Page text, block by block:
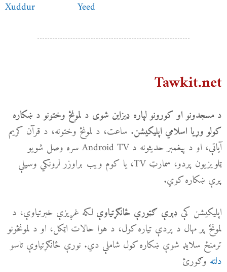
Xuddur
Yeed
Tawkit.net
د مسجدونو او کورونو لپاره ډیزاین شوی د لمونځ وختونو د ښکاره
کولو وړیا اسلامي اپلیکیشن. ساعت، د لمونځ وختونه، د قرآن کریم
آیاتې، او د پیغمبر حدیثونه د Android TV سره وصل شویو
ټلویزیون پردو، سمارټ TV، یا کوم ویب براوزر لرونکي وسیلې
پرې ښکاره کوي.
اپلیکیشن کې ډېرې ګټورې ځانګړتیاوې لکه غږیزې خبرتیاوې، د
لمونځ پر مهال د پردې تیاره کول، د هوا حالات اټکل، او د لمونځونو
ترمنځ سلایډ شوې ښکاره کول شاملې دي. نورې ځانګړتیاوې تاسو
دلته وګورئ